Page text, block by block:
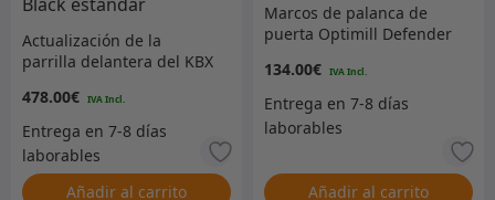
Actualización de la
parrilla delantera del KBX
Black estándar
478.00€
Añadir al carrito
Marcos de palanca de
puerta Optimill Defender
134.00€
Añadir al carrito